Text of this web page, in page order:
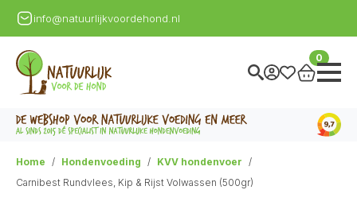
info@natuurlijkvoordehond.nl
0
Home Hondenvoeding
KVV hondenvoer
Carnibest Rundvlees, Kip & Rijst Volwassen (500gr)